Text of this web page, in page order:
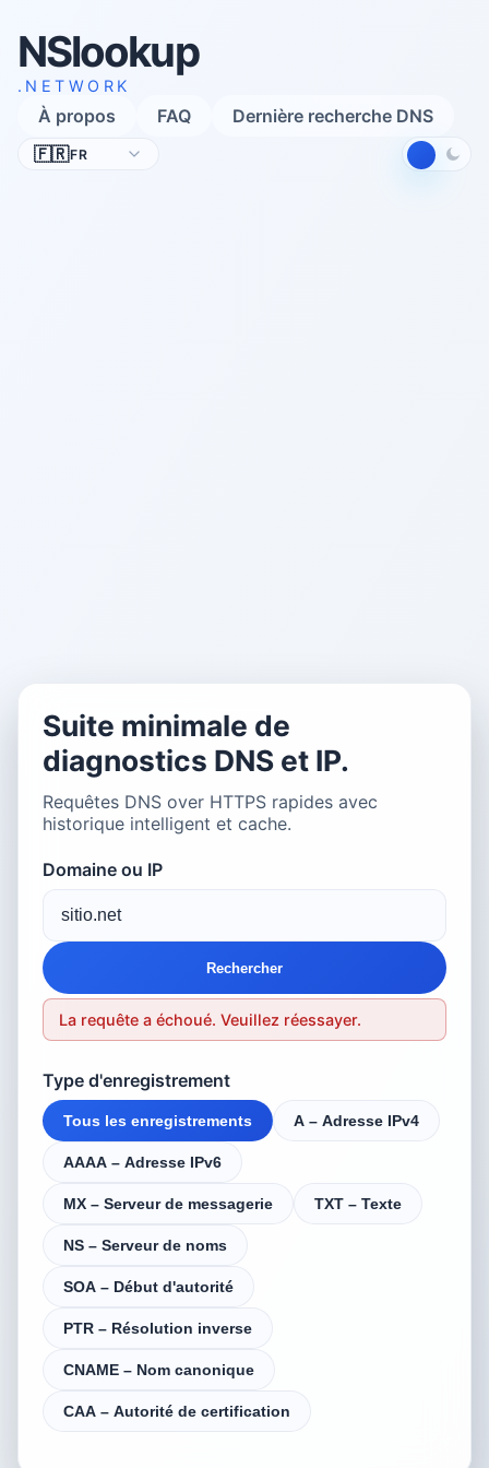
NSlookup
.NETWORK
À propos FAQ
Dernière recherche DNS
Langue
🇫🇷FR
Suite minimale de
diagnostics DNS et IP.
Requêtes DNS over HTTPS rapides avec
historique intelligent et cache.
Domaine ou IP
Rechercher
La requête a échoué. Veuillez réessayer.
Type d'enregistrement
Tous les enregistrements A – Adresse IPv4
AAAA – Adresse IPv6
MX – Serveur de messagerie TXT – Texte
NS – Serveur de noms
SOA – Début d'autorité
PTR – Résolution inverse
CNAME – Nom canonique
CAA – Autorité de certification